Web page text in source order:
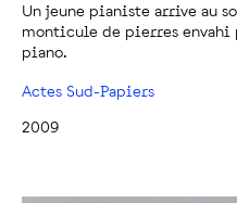
Un jeune pianiste arrive au
monticule de pierres envahi
piano.
Actes Sud-Papiers
2009